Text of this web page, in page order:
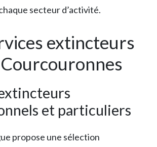
secteur d’activité.
extincteurs
et particuliers
propose une sélection